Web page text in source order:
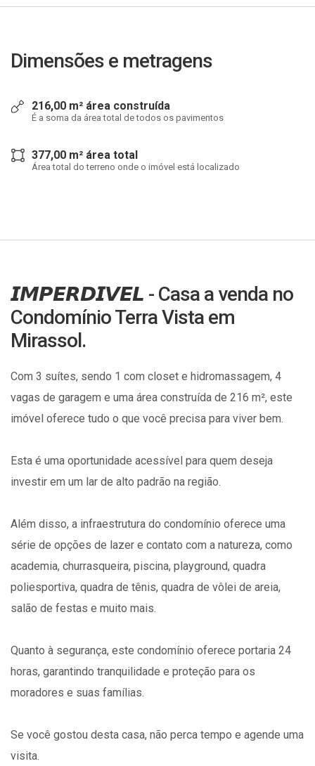
Dimensões e metragens
216,00 m² área construída
É a soma da área total de todos os pavimentos
377,00 m² área total
Área total do terreno onde o imóvel está localizado
𝙄𝙈𝙋𝙀𝙍𝘿𝙄𝙑𝙀𝙇 - Casa a venda no
Condomínio Terra Vista em
Mirassol.
Com 3 suítes, sendo 1 com closet e hidromassagem, 4
vagas de garagem e uma área construída de 216 m², este
imóvel oferece tudo o que você precisa para viver bem.
Esta é uma oportunidade acessível para quem deseja
investir em um lar de alto padrão na região.
Além disso, a infraestrutura do condomínio oferece uma
série de opções de lazer e contato com a natureza, como
academia, churrasqueira, piscina, playground, quadra
poliesportiva, quadra de tênis, quadra de vôlei de areia,
salão de festas e muito mais.
Quanto à segurança, este condomínio oferece portaria 24
horas, garantindo tranquilidade e proteção para os
moradores e suas famílias.
Se você gostou desta casa, não perca tempo e agende uma
visita.